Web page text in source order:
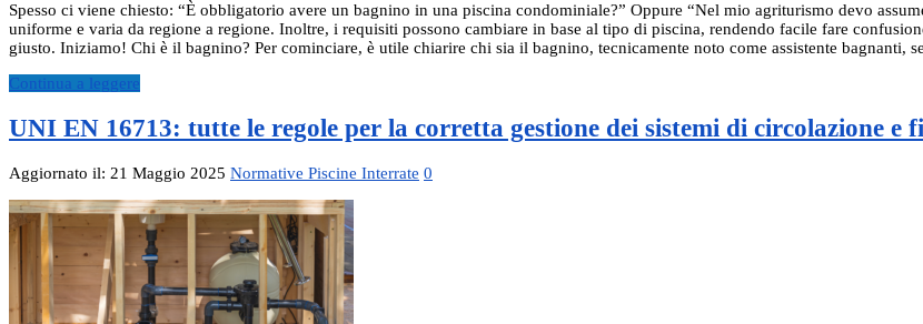
Spesso ci viene chiesto: “È obbligatorio avere un bagnino in una piscina condominiale?” Oppure “Nel mio agriturismo devo
uniforme e varia da regione a regione. Inoltre, i requisiti possono cambiare in base al tipo di piscina, rendendo facile fare
giusto. Iniziamo! Chi è il bagnino? Per cominciare, è utile chiarire chi sia il bagnino, tecnicamente noto come assistente bagnanti,
Continua a leggere
UNI EN 16713: tutte le regole per la corretta gestione dei sistemi di circolazione e
Aggiornato il: 21 Maggio 2025 Normative Piscine Interrate 0